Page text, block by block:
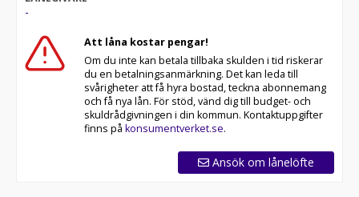
-
Att låna kostar pengar!
Om du inte kan betala tillbaka skulden i tid riskerar
du en betalningsanmärkning. Det kan leda till
svårigheter att få hyra bostad, teckna abonnemang
och få nya lån. För stöd, vänd dig till budget- och
skuldrådgivningen i din kommun. Kontaktuppgifter
finns på konsumentverket.se.
Ansök om lånelöfte